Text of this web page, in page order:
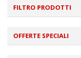
FILTRO PRODOTTI
OFFERTE SPECIALI